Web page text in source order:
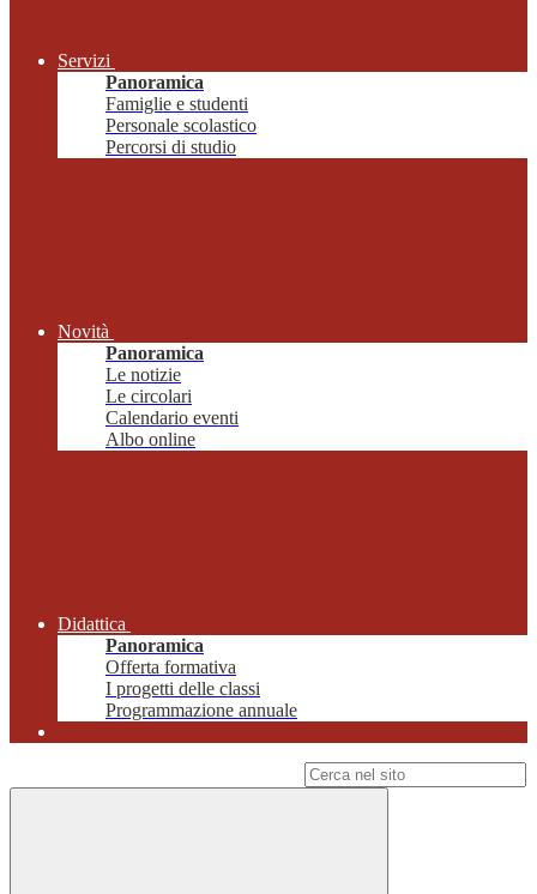
Servizi
Panoramica
Famiglie e studenti
Personale scolastico
Percorsi di studio
Novità
Panoramica
Le notizie
Le circolari
Calendario eventi
Albo online
Didattica
Panoramica
Offerta formativa
I progetti delle classi
Programmazione annuale